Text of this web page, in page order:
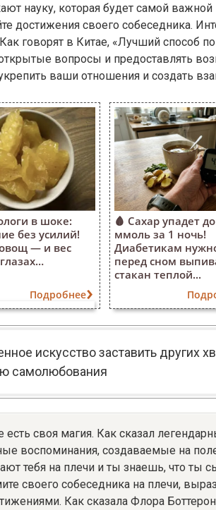
науку, которая будет самой
достижения своего собеседника.
говорят в Китае, «Лучший способ
вопросы и предоставлять
ваши отношения и создать
в шоке:
без усилий!
— и вес
Подробнее
🩸 Сахар упадет
ммоль за 1 ночь!
Диабетикам
перед сном
стакан теплой...
искусство заставить других
самолюбования
есть своя магия. Как сказал
воспоминания, создаваемые на
тебя на плечи и ты знаешь, что ты
своего собеседника на плечи,
Как сказала Флора